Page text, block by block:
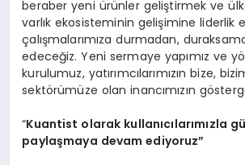
beraber yeni ürünler geliştirmek ve
varlık ekosisteminin gelişimine liderlik
çalışmalarımıza durmadan,
edeceğiz. Yeni sermaye yapımız ve
kurulumuz, yatırımcılarımızın bize,
sektörümüze olan inancımızın
“Kuantist olarak kullanıcılarımızla
paylaşmaya devam ediyoruz”